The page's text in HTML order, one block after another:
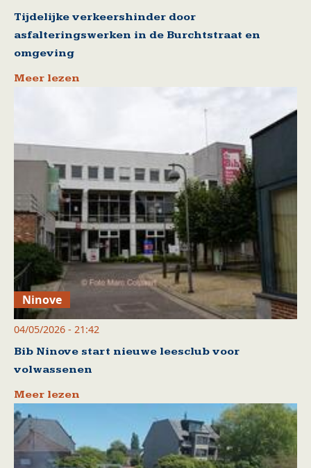
Tijdelijke verkeershinder door
asfalteringswerken in de Burchtstraat en
omgeving
Meer lezen
Ninove
04/05/2026 - 21:42
Bib Ninove start nieuwe leesclub voor
volwassenen
Meer lezen